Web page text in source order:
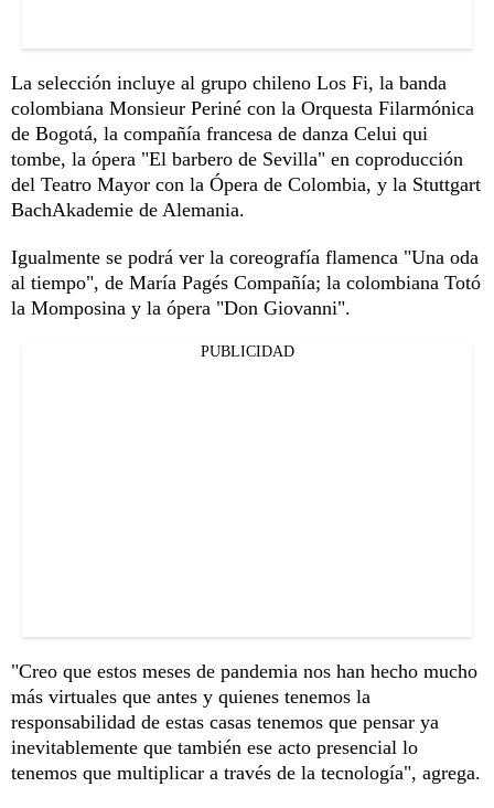
La selección incluye al grupo chileno Los Fi, la banda
colombiana Monsieur Periné con la Orquesta Filarmónica
de Bogotá, la compañía francesa de danza Celui qui
tombe, la ópera "El barbero de Sevilla" en coproducción
del Teatro Mayor con la Ópera de Colombia, y la Stuttgart
BachAkademie de Alemania.
Igualmente se podrá ver la coreografía flamenca "Una oda
al tiempo", de María Pagés Compañía; la colombiana Totó
la Momposina y la ópera "Don Giovanni".
PUBLICIDAD
"Creo que estos meses de pandemia nos han hecho mucho
más virtuales que antes y quienes tenemos la
responsabilidad de estas casas tenemos que pensar ya
inevitablemente que también ese acto presencial lo
tenemos que multiplicar a través de la tecnología", agrega.